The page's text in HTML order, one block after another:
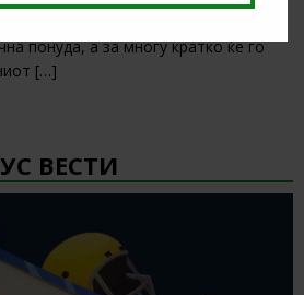
понуда, а за многу кратко ќе го
[…]
ВЕСТИ